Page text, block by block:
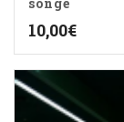
10,00€